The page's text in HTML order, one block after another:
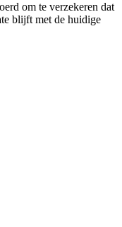
om te verzekeren dat
blijft met de huidige